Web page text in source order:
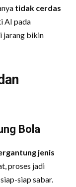
tidak cerdas
AI pada
jarang bikin
Bola
jenis
proses jadi
siap sabar.